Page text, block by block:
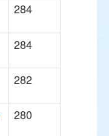
284
284
282
280